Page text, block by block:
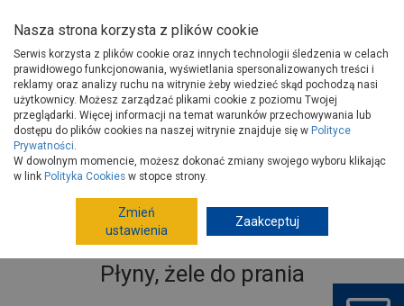
Strona główna Wyposażenie Art.drogeryjne
Środki piorące
Płyny, żele do prania
Płyny, żele do prania
Nasza strona korzysta z plików cookie
Serwis korzysta z plików cookie oraz innych technologii śledzenia w celach
prawidłowego funkcjonowania, wyświetlania spersonalizowanych treści i
reklamy oraz analizy ruchu na witrynie żeby wiedzieć skąd pochodzą nasi
użytkownicy. Możesz zarządzać plikami cookie z poziomu Twojej
przeglądarki. Więcej informacji na temat warunków przechowywania lub
dostępu do plików cookies na naszej witrynie znajduje się w Polityce
Prywatności.
W dowolnym momencie, możesz dokonać zmiany swojego wyboru klikając
w link Polityka Cookies w stopce strony.
Zmień
ustawienia
Zaakceptuj